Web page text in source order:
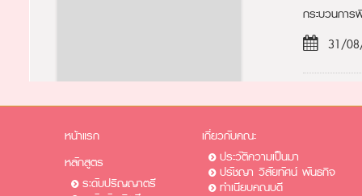
กระบวนกา
31/
หน้าแรก
หลักสูตร
ระดับปริญญาตรี
เกี่ยวกับคณะ
ประวัติความเป็นมา
ปรัชญา วิสัยทัศน์ พันธกิจ
ทำเนียบคณบดี